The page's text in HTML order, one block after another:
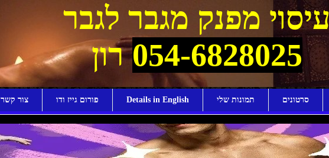
מפנק מגבר לגבר
054-6828025רון
סרטונים תמונות שלי Details in English פורום גייז ודו צור קשר